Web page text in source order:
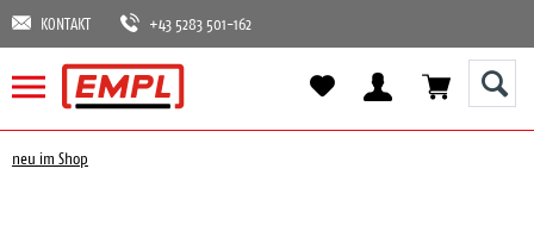
KONTAKT +43 5283 501-162
neu im Shop